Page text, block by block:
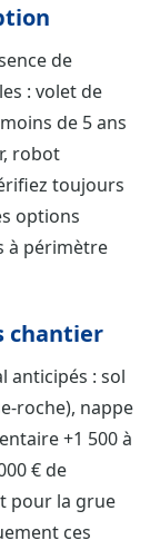
de
: volet de
de 5 ans
robot
toujours
options
à périmètre
chantier
anticipés : sol
roche), nappe
+1 500 à
€ de
pour la grue
ces